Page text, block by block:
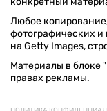
Любое
фотографических
на Getty Images,
Материалы в блоке
правах рекламы.